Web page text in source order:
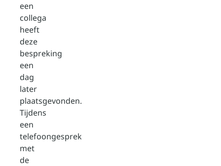
een
collega
heeft
deze
bespreking
een
dag
later
plaatsgevonden.
Tijdens
een
telefoongesprek
met
de